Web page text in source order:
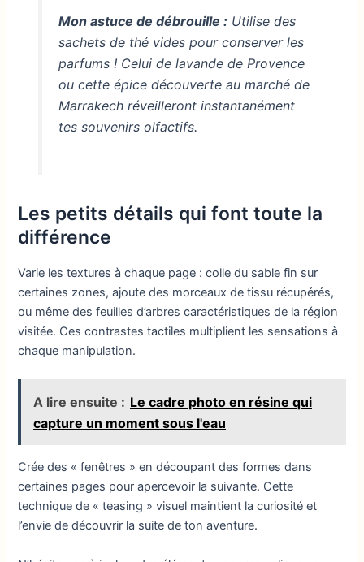
Mon astuce de débrouille :Utilise des
sachets de thé vides pour conserver les
parfums ! Celui de lavande de Provence
ou cette épice découverte au marché de
Marrakech réveilleront instantanément
tes souvenirs olfactifs.
Les petits détails qui font toute la
différence
Varie les textures à chaque page : colle du sable fin sur
certaines zones, ajoute des morceaux de tissu récupérés,
ou même des feuilles d’arbres caractéristiques de la région
visitée. Ces contrastes tactiles multiplient les sensations à
chaque manipulation.
A lire ensuite : Le cadre photo en résine qui
capture un moment sous l'eau
Crée des « fenêtres » en découpant des formes dans
certaines pages pour apercevoir la suivante. Cette
technique de « teasing » visuel maintient la curiosité et
l’envie de découvrir la suite de ton aventure.